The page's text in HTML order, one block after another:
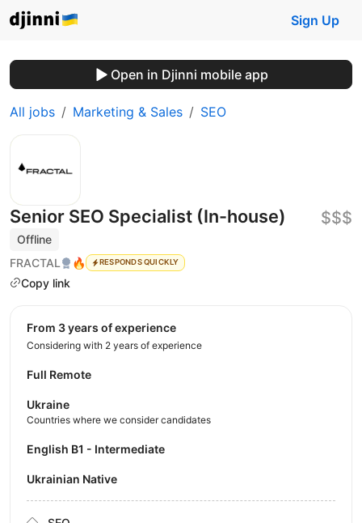
Sign Up
Open in Djinni mobile app
All jobs Marketing & Sales SEO
Senior SEO Specialist (In-house)
Offline
FRACTAL
🔥 RESPONDS QUICKLY
Copy link
$$$
from 3 years of experience
Considering with 2 years of experience
Full Remote
Ukraine
Countries where we consider candidates
English B1 - Intermediate
Ukrainian Native